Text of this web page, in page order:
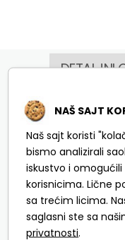
DETALJNI
Resolution:2K
Night Vision:
Spotlight
Color
6000K
NAŠ SAJT
Naš sajt koristi
bismo analizirali
iskustvo i
korisnicima. Lične
sa trećim licima.
saglasni ste sa
privatnosti.